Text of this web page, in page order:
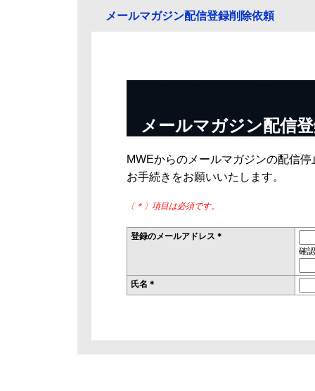
メールマガジン配信登録削除依頼
メールマガジン配信
MWEからのメールマガジンの配信
お手続きをお願いいたします。
〔＊〕項目は必須です。
登録のメールアドレス＊
確
氏名＊